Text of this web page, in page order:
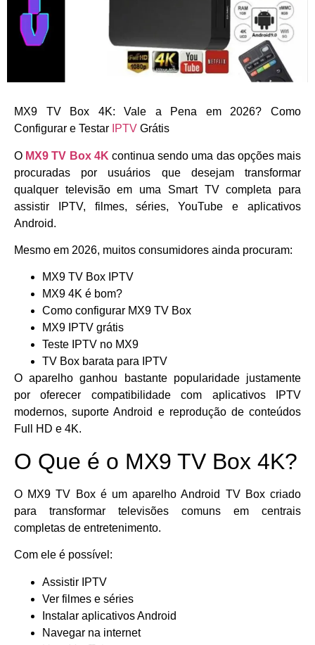
MX9 TV Box 4K: Vale a Pena em 2026? Como
Configurar e Testar IPTV Grátis
O MX9 TV Box 4K continua sendo uma das opções mais
procuradas por usuários que desejam transformar
qualquer televisão em uma Smart TV completa para
assistir IPTV, filmes, séries, YouTube e aplicativos
Android.
Mesmo em 2026, muitos consumidores ainda procuram:
MX9 TV Box IPTV
MX9 4K é bom?
Como configurar MX9 TV Box
MX9 IPTV grátis
Teste IPTV no MX9
TV Box barata para IPTV
O aparelho ganhou bastante popularidade justamente
por oferecer compatibilidade com aplicativos IPTV
modernos, suporte Android e reprodução de conteúdos
Full HD e 4K.
O Que é o MX9 TV Box 4K?
O MX9 TV Box é um aparelho Android TV Box criado
para transformar televisões comuns em centrais
completas de entretenimento.
Com ele é possível:
Assistir IPTV
Ver filmes e séries
Instalar aplicativos Android
Navegar na internet